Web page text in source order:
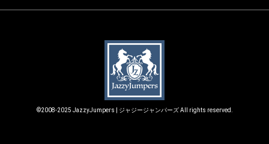
©2008-2025 JazzyJumpers | ジャジージャンパーズ All rights reserved.